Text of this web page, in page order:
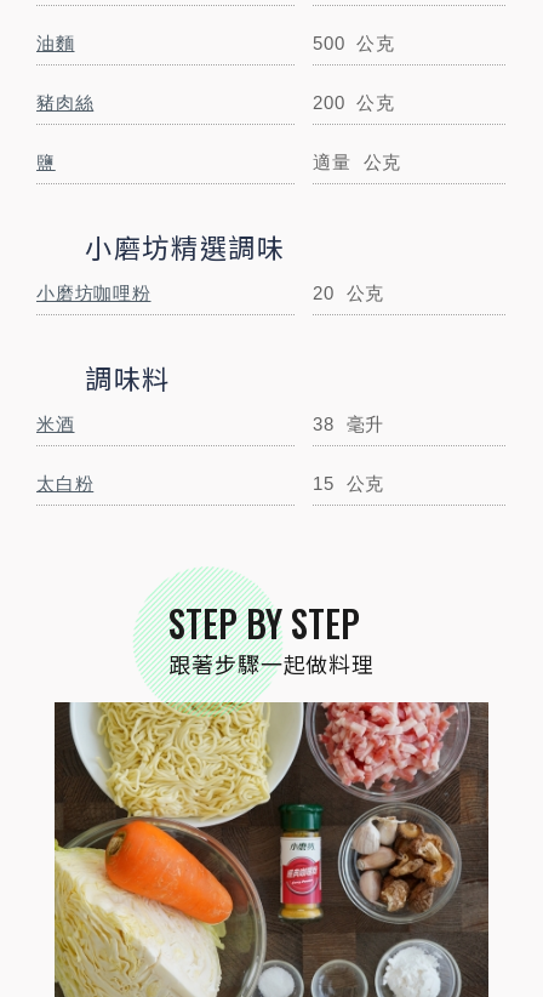
油麵 500 公克
豬肉絲 200 公克
鹽 適量 公克
小磨坊精選調味
小磨坊咖哩粉 20 公克
調味料
米酒 38 毫升
太白粉 15 公克
STEP BY STEP
跟著步驟一起做料理
STEP BY STEP
跟著步驟一起做料理
STEP01
食材準備
02
香菇泡熱水後，擰乾、切絲，香菇水備用；
紅蘿蔔切絲；高麗菜切小塊；蒜頭切碎。